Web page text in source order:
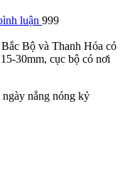
luận 999
Bộ và Thanh Hóa có
30mm, cục bộ có nơi